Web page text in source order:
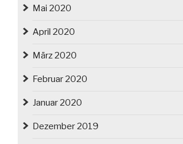
Mai 2020
April 2020
März 2020
Februar 2020
Januar 2020
Dezember 2019